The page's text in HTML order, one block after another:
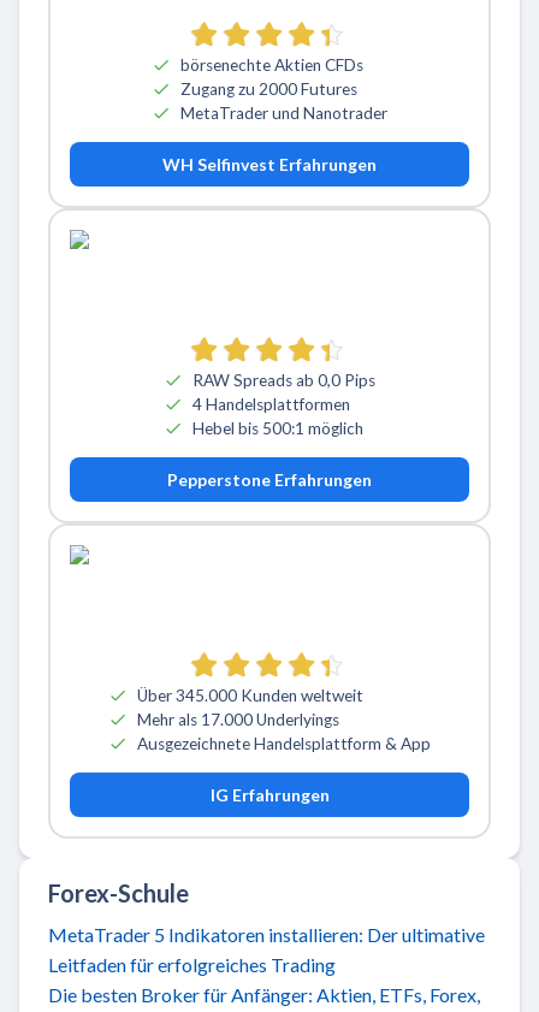
börsenechte Aktien CFDs
Zugang zu 2000 Futures
MetaTrader und Nanotrader
WH Selfinvest Erfahrungen
RAW Spreads ab 0,0 Pips
4 Handelsplattformen
Hebel bis 500:1 möglich
Pepperstone Erfahrungen
Über 345.000 Kunden weltweit
Mehr als 17.000 Underlyings
Ausgezeichnete Handelsplattform & App
IG Erfahrungen
Forex-Schule
MetaTrader 5 Indikatoren installieren: Der ultimative
Leitfaden für erfolgreiches Trading
Die besten Broker für Anfänger: Aktien, ETFs, Forex,